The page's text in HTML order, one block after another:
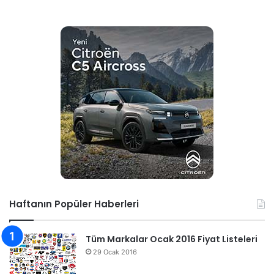
Haftanın Popüler Haberleri
Tüm Markalar Ocak 2016 Fiyat Listeleri
29 Ocak 2016